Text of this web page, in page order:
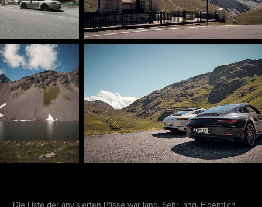
Die Liste der anvisierten Pässe war lang. Sehr lang. Eigentlich